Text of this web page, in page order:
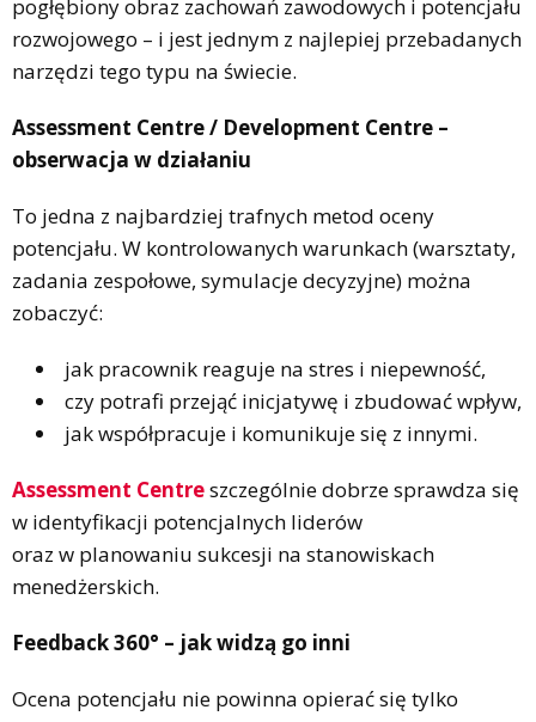
pogłębiony obraz zachowań zawodowych i potencjału
rozwojowego – i jest jednym z najlepiej przebadanych
narzędzi tego typu na świecie.
Assessment Centre / Development Centre –
obserwacja w działaniu
To jedna z najbardziej trafnych metod oceny
potencjału. W kontrolowanych warunkach (warsztaty,
zadania zespołowe, symulacje decyzyjne) można
zobaczyć:
jak pracownik reaguje na stres i niepewność,
czy potrafi przejąć inicjatywę i zbudować wpływ,
jak współpracuje i komunikuje się z innymi.
Assessment Centreszczególnie dobrze sprawdza się
w identyfikacji potencjalnych liderów
oraz w planowaniu sukcesji na stanowiskach
menedżerskich.
Feedback 360° – jak widzą go inni
Ocena potencjału nie powinna opierać się tylko